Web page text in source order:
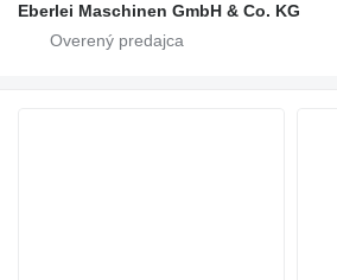
Eberlei Maschinen GmbH & Co. KG